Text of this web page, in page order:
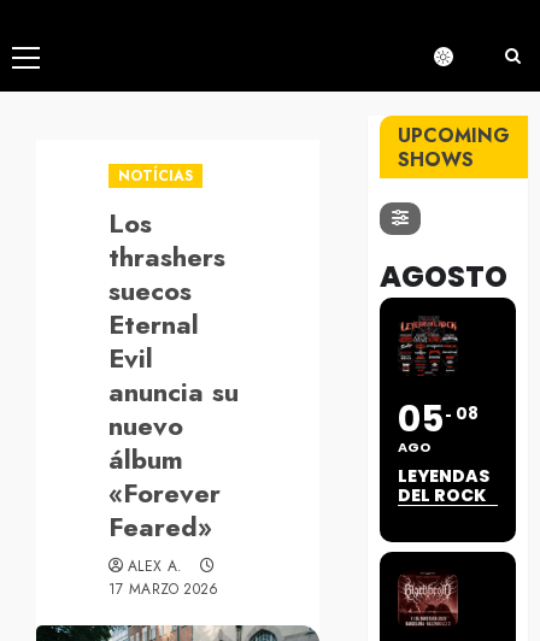
Menú
principal
NOTÍCIAS
Los
thrashers
suecos
Eternal
Evil
anuncia su
nuevo
álbum
«Forever
Feared»
ALEX A.
17 MARZO 2026
UPCOMING
SHOWS
AGOSTO
05
AGO
08
LEYENDAS
DEL ROCK